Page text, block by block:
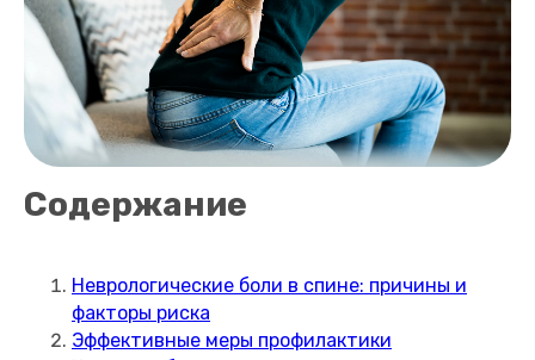
Содержание
Неврологические боли в спине: причины и
факторы риска
Эффективные меры профилактики